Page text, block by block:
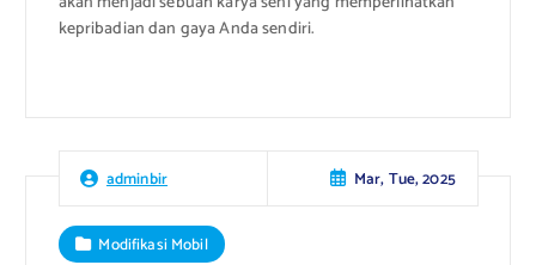
kepribadian dan gaya Anda sendiri.
adminbir Mar, Tue, 2025
Modifikasi Mobil